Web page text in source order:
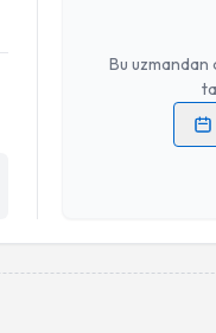
Bu
Kişisel verilerimin